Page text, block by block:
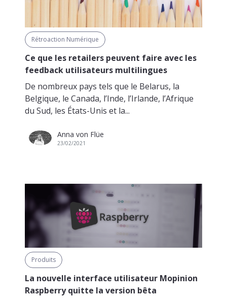
Rétroaction Numérique
Ce que les retailers peuvent faire avec les
feedback utilisateurs multilingues
De nombreux pays tels que le Belarus, la
Belgique, le Canada, l’Inde, l’Irlande, l’Afrique
du Sud, les États-Unis et la...
Anna von Flüe
23/02/2021
Produits
La nouvelle interface utilisateur Mopinion
Raspberry quitte la version bêta